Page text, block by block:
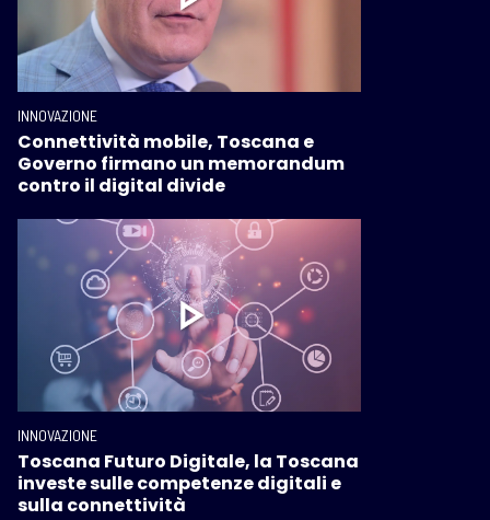
INNOVAZIONE
Connettività mobile, Toscana e
Governo firmano un memorandum
contro il digital divide
INNOVAZIONE
Toscana Futuro Digitale, la Toscana
investe sulle competenze digitali e
sulla connettività